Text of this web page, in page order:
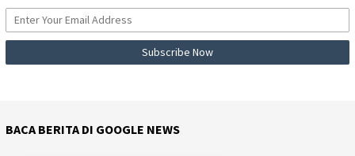
BACA BERITA DI GOOGLE NEWS